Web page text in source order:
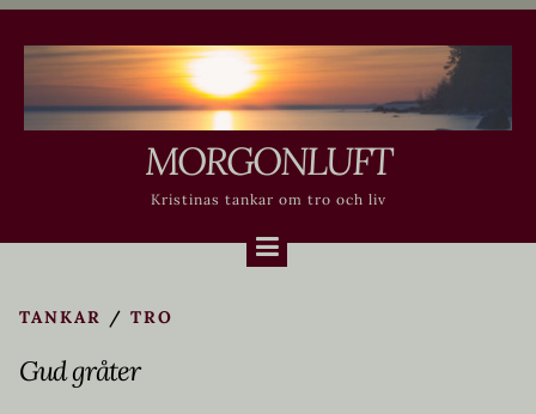
content
MORGONLUFT
Kristinas tankar om tro och liv
TANKAR / TRO
Gud gråter